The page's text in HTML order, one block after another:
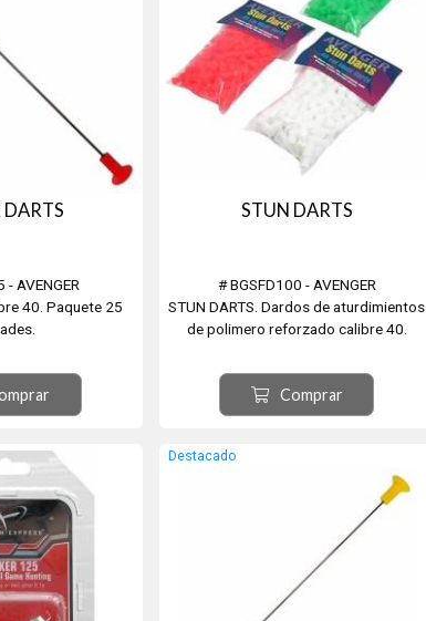
DARTS
- AVENGER
40. Paquete 25
STUN DARTS
# BGSFD100 - AVENGER
STUN DARTS. Dardos de aturdimientos
de polimero reforzado calibre 40.
Comprar
Destacado